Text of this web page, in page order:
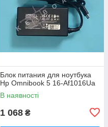
Блок питания для ноутбука
Hp Omnibook 5 16-Af1016Ua
В наявності
1 068 ₴